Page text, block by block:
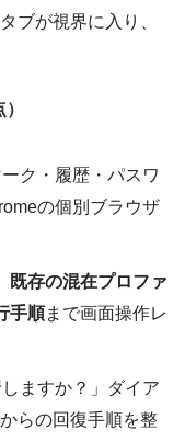
ブが視界に入り、
ク・履歴・パスワ
の個別ブラウザ
既存の混在プロファ
手順まで画面操作レ
ますか？」ダイア
らの回復手順を整